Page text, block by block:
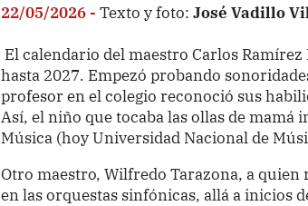
22/05/2026 - Texto y foto: José Vadillo
El calendario del maestro Carlos
hasta 2027. Empezó probando
profesor en el colegio reconoció sus
Así, el niño que tocaba las ollas de
Música (hoy Universidad Nacional de
Otro maestro, Wilfredo Tarazona, a
en las orquestas sinfónicas, allá a inicios